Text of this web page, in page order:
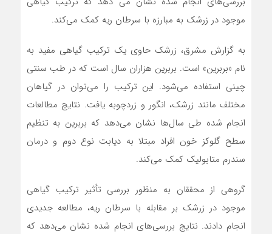
موجود در زرشک به مبارزه با سرطان ریه کمک می‌کند.
به گزارش مشرق، زرشک حاوی یک ترکیب گیاهی مفید به
نام «بربرین» است. بربرین هزاران سال است که در طب سنتی
چینی استفاده می‌شود. این ترکیب را می‌توان در گیاهان
مختلف مانند زرشک، انگور و زردچوبه یافت. نتایج مطالعات
انجام شده طی سال‌ها نشان می‌دهد که بربرین به تنظیم
سطح گلوکز خون افراد مبتلا به دیابت نوع دوم و درمان
سندرم متابولیک کمک می‌کند.
گروهی از محققان به منظور بررسی تأثیر ترکیب گیاهی
موجود در زرشک بر مقابله با سرطان ریه، مطالعه جدیدی
انجام دادند. نتایج بررسی‌های انجام شده نشان می‌دهد که